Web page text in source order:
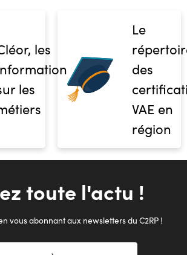
les
les
Le
des
VAE en
région
toute l'actu !
vous abonnant aux newsletters du C2RP !